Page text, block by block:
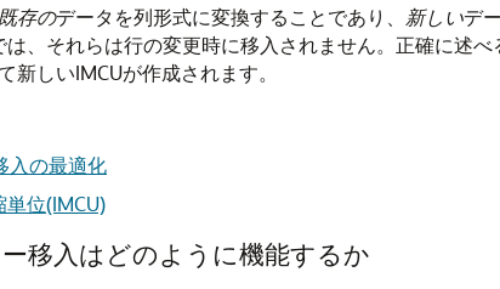
既存のデータを列形式に変換することであり、 新しいデ
、それらは行の変更時に移入されません。正確に述
新しいIMCUが作成されます。
入の最適化
位(IMCU)
移入はどのように機能するか